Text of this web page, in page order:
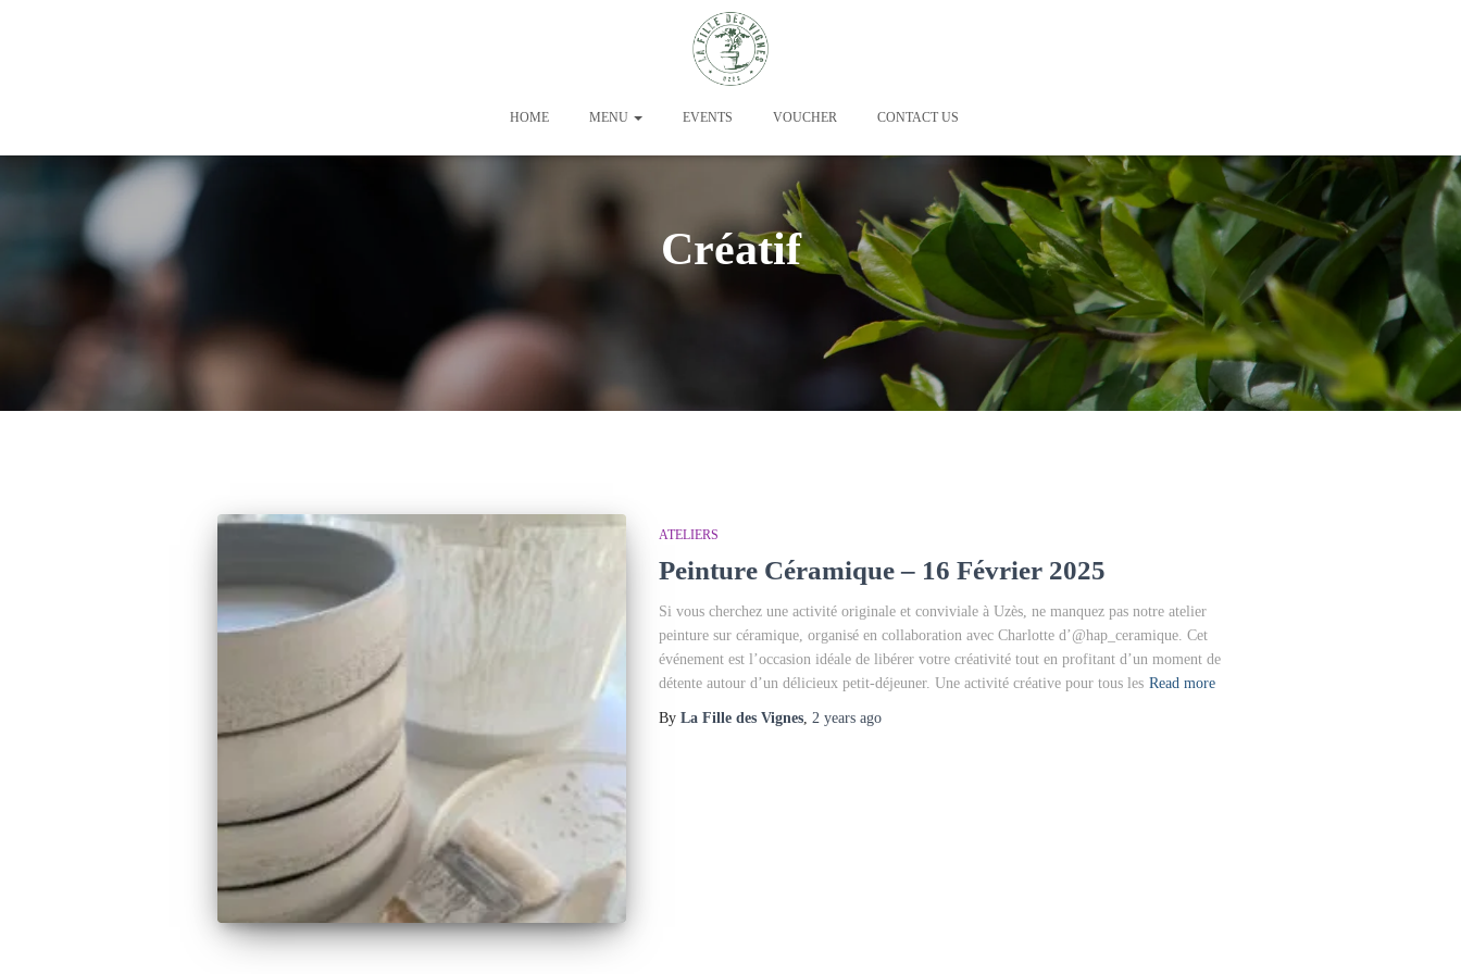
HOME MENU EVENTS VOUCHER CONTACT US
Créatif
ATELIERS
Peinture Céramique – 16 Février 2025
Si vous cherchez une activité originale et conviviale à Uzès, ne manquez pas notre atelier
peinture sur céramique, organisé en collaboration avec Charlotte d’@hap_ceramique. Cet
événement est l’occasion idéale de libérer votre créativité tout en profitant d’un moment de
détente autour d’un délicieux petit-déjeuner. Une activité créative pour tous les Read more
By La Fille des Vignes, 2 yearsago